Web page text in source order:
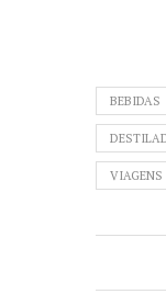
BEBIDAS
VIAGENS